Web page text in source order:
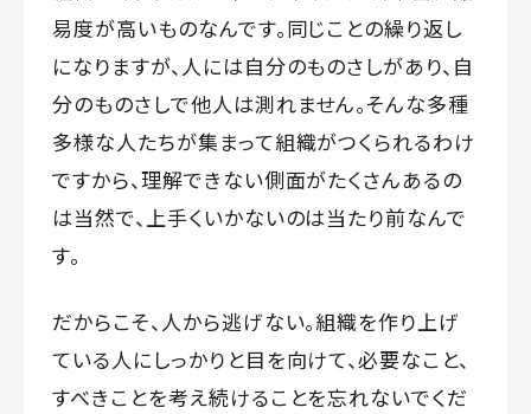
易度が高いものなんです。同じことの繰り返し
になりますが、人には自分のものさしがあり、自
分のものさしで他人は測れません。そんな多種
多様な人たちが集まって組織がつくられるわけ
ですから、理解できない側面がたくさんあるの
は当然で、上手くいかないのは当たり前なんで
す。
だからこそ、人から逃げない。組織を作り上げ
ている人にしっかりと目を向けて、必要なこと、
すべきことを考え続けることを忘れないでくだ